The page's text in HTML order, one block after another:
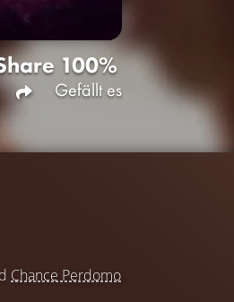
100%
Gefällt es
Chance Perdomo